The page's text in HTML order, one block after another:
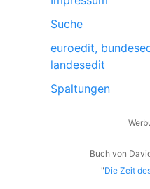
Suche
euroedit,
landesedit
Spaltungen
Buch von
"Die Zeit